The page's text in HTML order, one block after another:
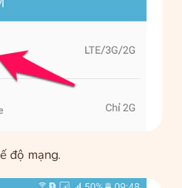
độ mạng.